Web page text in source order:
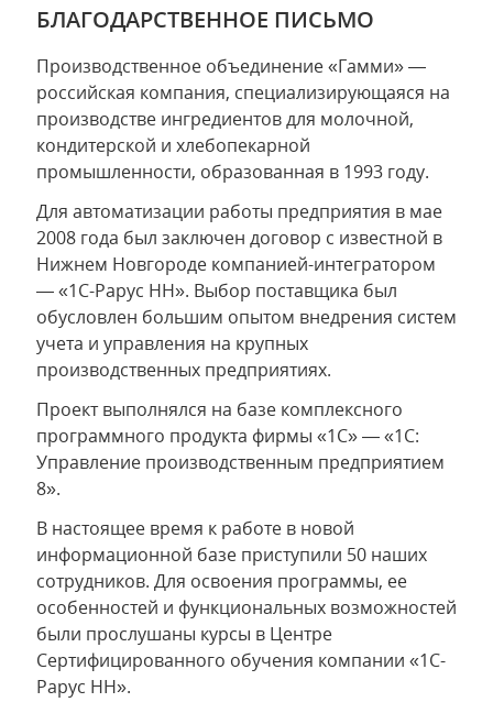
БЛАГОДАРСТВЕННОЕ ПИСЬМО
Производственное объединение «Гамми» —
российская компания, специализирующаяся на
производстве ингредиентов для молочной,
кондитерской и хлебопекарной
промышленности, образованная в 1993 году.
Для автоматизации работы предприятия в мае
2008 года был заключен договор с известной в
Нижнем Новгороде компанией-интегратором
— «1С-Рарус НН». Выбор поставщика был
обусловлен большим опытом внедрения систем
учета и управления на крупных
производственных предприятиях.
Проект выполнялся на базе комплексного
программного продукта фирмы «1С» — «1С:
Управление производственным предприятием
8».
В настоящее время к работе в новой
информационной базе приступили 50 наших
сотрудников. Для освоения программы, ее
особенностей и функциональных возможностей
были прослушаны курсы в Центре
Сертифицированного обучения компании «1С-
Рарус НН».